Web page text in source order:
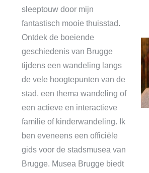
sleeptouw door mijn
fantastisch mooie thuisstad.
Ontdek de boeiende
geschiedenis van Brugge
tijdens een wandeling langs
de vele hoogtepunten van de
stad, een thema wandeling of
een actieve en interactieve
familie of kinderwandeling. Ik
ben eveneens een officiële
gids voor de stadsmusea van
Brugge. Musea Brugge biedt